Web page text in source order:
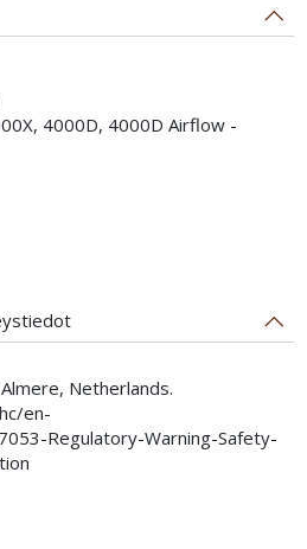
4000D, 4000D Airflow -
Netherlands.
en-
Regulatory-Warning-Safety-